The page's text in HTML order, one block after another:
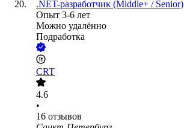
.NET-разработчик (Middle+ / Senior)
Опыт 3-6 лет
Можно удалённо
Подработка
CRT
4.6
•
16 отзывов